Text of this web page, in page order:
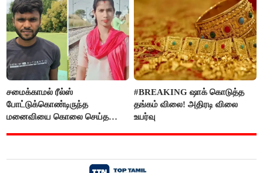
சமைக்காமல் ரீல்ஸ்
போட்டுக்கொண்டிருந்த
மனைவியை கொலை செய்த
#BREAKING ஷாக் கொடுத்த
தங்கம் விலை! அதிரடி விலை
உயர்வு